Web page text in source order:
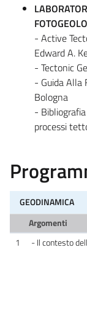
- Active
Edward A.
- Tectonic
- Guida Alla
Bologna
-
processi
GEODINAMICA
Argomenti
1
- Il contesto